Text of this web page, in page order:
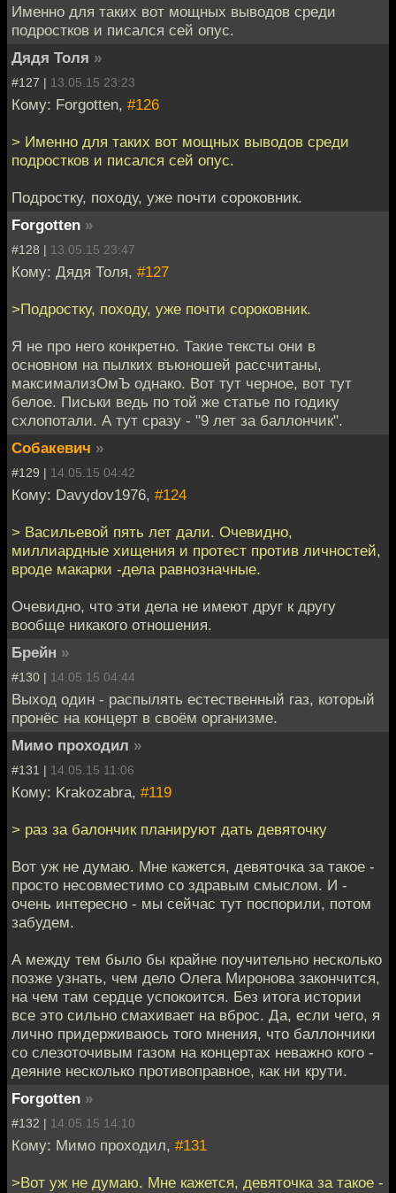
Именно для таких вот мощных выводов среди
подростков и писался сей опус.
Дядя Толя »
#127 | 13.05.15 23:23
Кому: Forgotten, #126
> Именно для таких вот мощных выводов среди
подростков и писался сей опус.
Подростку, походу, уже почти сороковник.
Forgotten »
#128 | 13.05.15 23:47
Кому: Дядя Толя, #127
>Подростку, походу, уже почти сороковник.
Я не про него конкретно. Такие тексты они в
основном на пылких въюношей рассчитаны,
максимализОмЪ однако. Вот тут черное, вот тут
белое. Письки ведь по той же статье по годику
схлопотали. А тут сразу - "9 лет за баллончик".
Собакевич »
#129 | 14.05.15 04:42
Кому: Davydov1976, #124
> Васильевой пять лет дали. Очевидно,
миллиардные хищения и протест против личностей,
вроде макарки -дела равнозначные.
Очевидно, что эти дела не имеют друг к другу
вообще никакого отношения.
Брейн »
#130 | 14.05.15 04:44
Выход один - распылять естественный газ, который
пронёс на концерт в своём организме.
Мимо проходил »
#131 | 14.05.15 11:06
Кому: Krakozabra, #119
> раз за балончик планируют дать девяточку
Вот уж не думаю. Мне кажется, девяточка за такое -
просто несовместимо со здравым смыслом. И -
очень интересно - мы сейчас тут поспорили, потом
забудем.
А между тем было бы крайне поучительно несколько
позже узнать, чем дело Олега Миронова закончится,
на чем там сердце успокоится. Без итога истории
все это сильно смахивает на вброс. Да, если чего, я
лично придерживаюсь того мнения, что баллончики
со слезоточивым газом на концертах неважно кого -
деяние несколько противоправное, как ни крути.
Forgotten »
#132 | 14.05.15 14:10
Кому: Мимо проходил, #131
>Вот уж не думаю. Мне кажется, девяточка за такое -